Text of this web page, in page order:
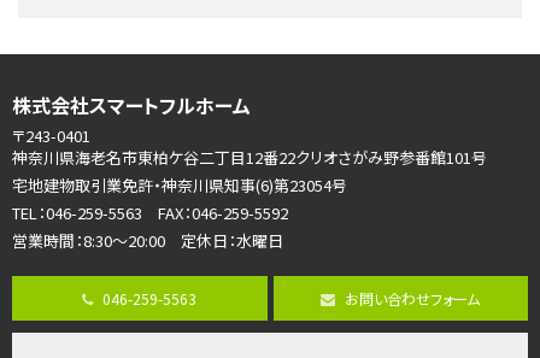
海老名駅
バ12分 歩7分
大規模開発分譲地内の新築戸建！開発道路は幅員４.…
第8位
3,598万円
4ＬＤＫ
長後駅
株式会社スマートフルホーム
〒243-0401
神奈川県海老名市東柏ケ谷二丁目12番22クリオさがみ野参番館101号
宅地建物取引業免許・神奈川県知事(6)第23054号
TEL：046-259-5563 FAX：046-259-5592
営業時間：8:30～20:00 定休日：水曜日
046-259-5563 お問い合わせフォーム